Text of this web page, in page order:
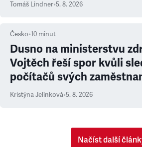
Tomáš Lindner•5. 8. 2026
Česko•10 minut
Dusno na ministerstvu
Vojtěch řeší spor kvůli
počítačů svých
Kristýna Jelínková•5. 8. 2026
Načíst další